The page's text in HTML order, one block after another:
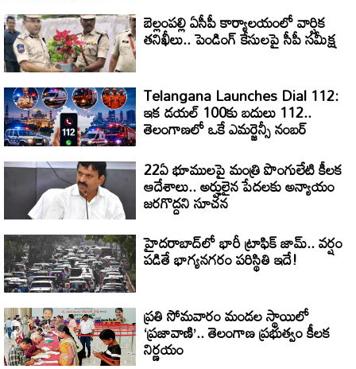
బెల్లంపల్లి ఏసీపీ కార్యాలయంలో వార్షిక
తనిఖీలు.. పెండింగ్ కేసులపై సీపీ సమీక్ష
Telangana Launches Dial 112:
ఇక డయల్‌ 100కు బదులు 112..
తెలంగాణలో ఒకే ఎమర్జెన్సీ నంబర్‌
22ఏ భూములపై మంత్రి పొంగులేటి కీలక
ఆదేశాలు.. అర్హులైన పేదలకు అన్యాయం
జరగొద్దని సూచన
హైదరాబాద్‌లో భారీ ట్రాఫిక్ జామ్.. వర్షం
పడితే భాగ్యనగరం పరిస్థితి ఇదే!
ప్రతి సోమవారం మండల స్థాయిలో
‘ప్రజావాణి’.. తెలంగాణ ప్రభుత్వం కీలక
నిర్ణయం